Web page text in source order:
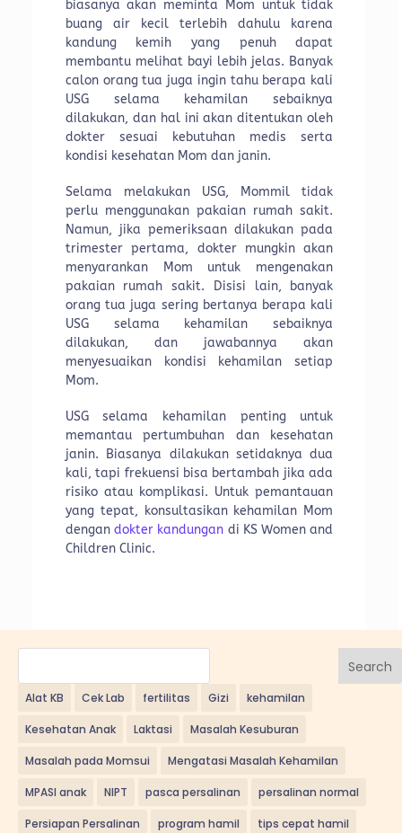
biasanya akan meminta Mom untuk tidak
buang air kecil terlebih dahulu karena
kandung kemih yang penuh dapat
membantu melihat bayi lebih jelas. Banyak
calon orang tua juga ingin tahu berapa kali
USG selama kehamilan sebaiknya
dilakukan, dan hal ini akan ditentukan oleh
dokter sesuai kebutuhan medis serta
kondisi kesehatan Mom dan janin.
Selama melakukan USG, Mommil tidak
perlu menggunakan pakaian rumah sakit.
Namun, jika pemeriksaan dilakukan pada
trimester pertama, dokter mungkin akan
menyarankan Mom untuk mengenakan
pakaian rumah sakit. Disisi lain, banyak
orang tua juga sering bertanya berapa kali
USG selama kehamilan sebaiknya
dilakukan, dan jawabannya akan
menyesuaikan kondisi kehamilan setiap
Mom.
USG selama kehamilan penting untuk
memantau pertumbuhan dan kesehatan
janin. Biasanya dilakukan setidaknya dua
kali, tapi frekuensi bisa bertambah jika ada
risiko atau komplikasi. Untuk pemantauan
yang tepat, konsultasikan kehamilan Mom
dengandokter kandungan di KS Women and
Children Clinic.
Search
Alat KB Cek Lab fertilitas Gizi kehamilan
Kesehatan Anak Laktasi Masalah Kesuburan
Masalah pada Momsui Mengatasi Masalah Kehamilan
MPASI anak NIPT pasca persalinan persalinan normal
Persiapan Persalinan program hamil tips cepat hamil